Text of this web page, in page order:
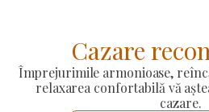
Cazare
Împrejurimile armonioase,
relaxarea confortabilă vă
cazare.